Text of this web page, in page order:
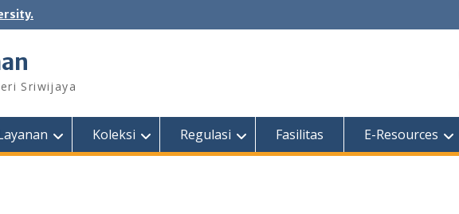
Sriwijaya
Koleksi Regulasi Fasilitas E-Resources